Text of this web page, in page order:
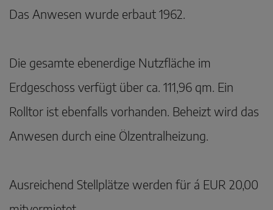
Das Anwesen wurde erbaut 1962.
Die gesamte ebenerdige Nutzfläche im
Erdgeschoss verfügt über ca. 111,96 qm. Ein
Rolltor ist ebenfalls vorhanden. Beheizt wird das
Anwesen durch eine Ölzentralheizung.
Ausreichend Stellplätze werden für á EUR 20,00